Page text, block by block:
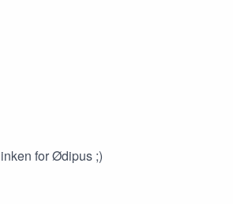
for Ødipus ;)